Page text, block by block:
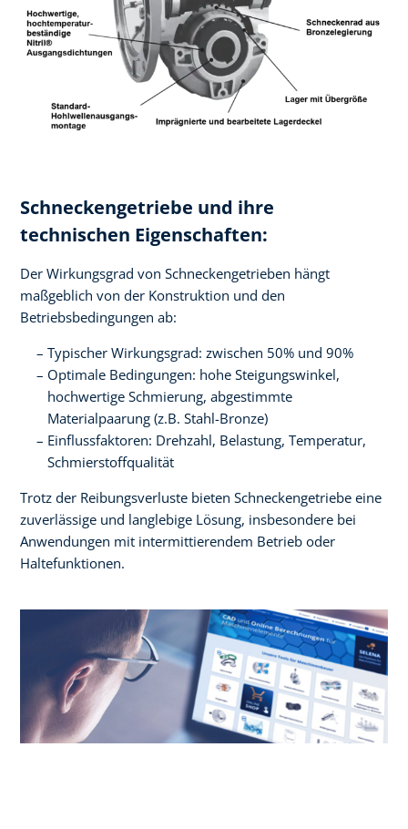
Schneckengetriebe und ihre
technischen Eigenschaften:
Der Wirkungsgrad von Schneckengetrieben hängt
maßgeblich von der Konstruktion und den
Betriebsbedingungen ab:
Typischer Wirkungsgrad: zwischen 50% und 90%
Optimale Bedingungen: hohe Steigungswinkel,
hochwertige Schmierung, abgestimmte
Materialpaarung (z.B. Stahl-Bronze)
Einflussfaktoren: Drehzahl, Belastung, Temperatur,
Schmierstoffqualität
Trotz der Reibungsverluste bieten Schneckengetriebe eine
zuverlässige und langlebige Lösung, insbesondere bei
Anwendungen mit intermittierendem Betrieb oder
Haltefunktionen.